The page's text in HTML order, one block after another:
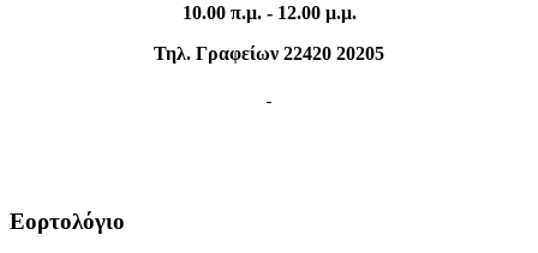
10.00 π.μ. - 12.00 μ.μ.
Τηλ. Γραφείων 22420 20205
Εορτολόγιο